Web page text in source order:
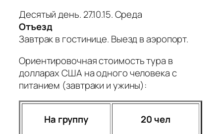
Десятый день. 27.10.15. Среда
Отъезд
Завтрак в гостинице. Выезд в аэропорт.
Ориентировочная стоимость тура в
долларах США на одного человека с
питанием (завтраки и ужины):
На группу 20 чел